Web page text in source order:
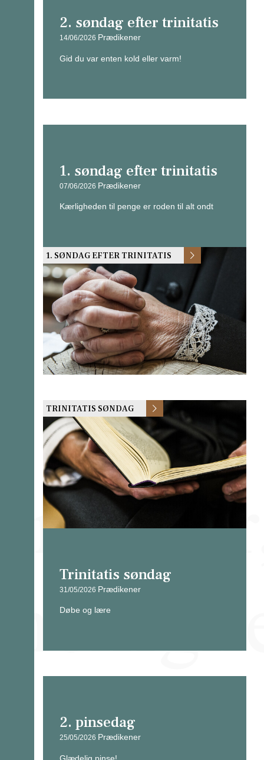
2. søndag efter trinitatis
14/06/2026 Prædikener
Gid du var enten kold eller varm!
1. søndag efter trinitatis
07/06/2026 Prædikener
Kærligheden til penge er roden til alt ondt
1. SØNDAG EFTER TRINITATIS
TRINITATIS SØNDAG
Trinitatis søndag
31/05/2026 Prædikener
Døbe og lære
2. pinsedag
25/05/2026 Prædikener
Glædelig pinse!